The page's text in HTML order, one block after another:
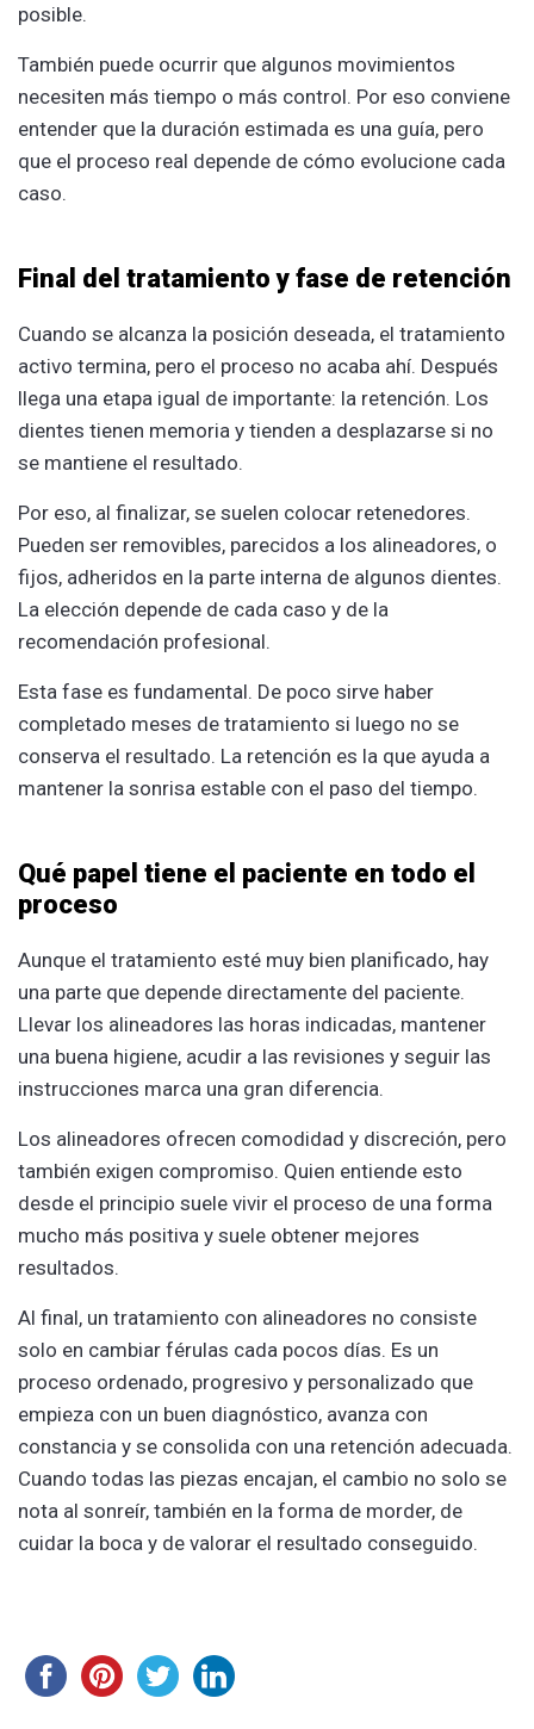
posible.
También puede ocurrir que algunos movimientos
necesiten más tiempo o más control. Por eso conviene
entender que la duración estimada es una guía, pero
que el proceso real depende de cómo evolucione cada
caso.
Final del tratamiento y fase de retención
Cuando se alcanza la posición deseada, el tratamiento
activo termina, pero el proceso no acaba ahí. Después
llega una etapa igual de importante: la retención. Los
dientes tienen memoria y tienden a desplazarse si no
se mantiene el resultado.
Por eso, al finalizar, se suelen colocar retenedores.
Pueden ser removibles, parecidos a los alineadores, o
fijos, adheridos en la parte interna de algunos dientes.
La elección depende de cada caso y de la
recomendación profesional.
Esta fase es fundamental. De poco sirve haber
completado meses de tratamiento si luego no se
conserva el resultado. La retención es la que ayuda a
mantener la sonrisa estable con el paso del tiempo.
Qué papel tiene el paciente en todo el
proceso
Aunque el tratamiento esté muy bien planificado, hay
una parte que depende directamente del paciente.
Llevar los alineadores las horas indicadas, mantener
una buena higiene, acudir a las revisiones y seguir las
instrucciones marca una gran diferencia.
Los alineadores ofrecen comodidad y discreción, pero
también exigen compromiso. Quien entiende esto
desde el principio suele vivir el proceso de una forma
mucho más positiva y suele obtener mejores
resultados.
Al final, un tratamiento con alineadores no consiste
solo en cambiar férulas cada pocos días. Es un
proceso ordenado, progresivo y personalizado que
empieza con un buen diagnóstico, avanza con
constancia y se consolida con una retención adecuada.
Cuando todas las piezas encajan, el cambio no solo se
nota al sonreír, también en la forma de morder, de
cuidar la boca y de valorar el resultado conseguido.